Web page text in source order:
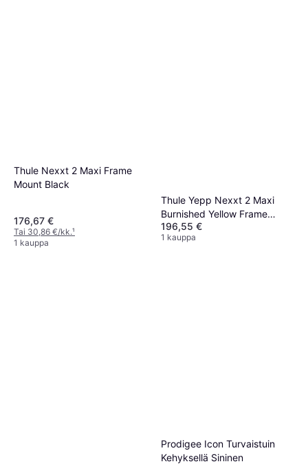
Thule Nexxt 2 Maxi Frame
Mount Black
176,67 €
Tai 30,86 €/kk.¹
1 kauppa
Thule Yepp Nexxt 2 Maxi
Burnished Yellow Frame
Polkupyörän Lastenistuin
196,55 €
1 kauppa
Prodigee Icon Turvaistuin
Kehyksellä Sininen